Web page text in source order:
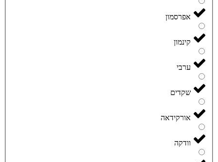
אפרסמון
קינמון
ערבי
שקדים
אורקידאה
וודקה